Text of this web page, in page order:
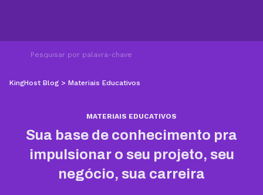
KingHost Blog > Materiais Educativos
MATERIAIS EDUCATIVOS
Sua base de conhecimento pra
impulsionar o seu projeto, seu
negócio, sua carreira